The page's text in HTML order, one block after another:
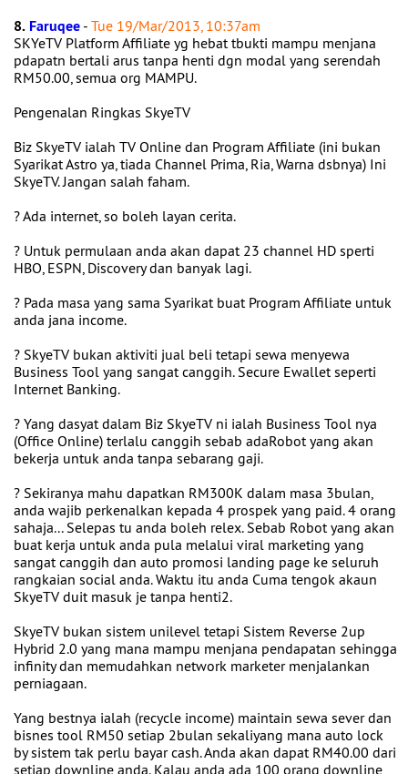
8. Faruqee - Tue 19/Mar/2013, 10:37am
SKYeTV Platform Affiliate yg hebat tbukti mampu menjana
pdapatn bertali arus tanpa henti dgn modal yang serendah
RM50.00, semua org MAMPU.
Pengenalan Ringkas SkyeTV
Biz SkyeTV ialah TV Online dan Program Affiliate (ini bukan
Syarikat Astro ya, tiada Channel Prima, Ria, Warna dsbnya) Ini
SkyeTV. Jangan salah faham.
? Ada internet, so boleh layan cerita.
? Untuk permulaan anda akan dapat 23 channel HD sperti
HBO, ESPN, Discovery dan banyak lagi.
? Pada masa yang sama Syarikat buat Program Affiliate untuk
anda jana income.
? SkyeTV bukan aktiviti jual beli tetapi sewa menyewa
Business Tool yang sangat canggih. Secure Ewallet seperti
Internet Banking.
? Yang dasyat dalam Biz SkyeTV ni ialah Business Tool nya
(Office Online) terlalu canggih sebab adaRobot yang akan
bekerja untuk anda tanpa sebarang gaji.
? Sekiranya mahu dapatkan RM300K dalam masa 3bulan,
anda wajib perkenalkan kepada 4 prospek yang paid. 4 orang
sahaja... Selepas tu anda boleh relex. Sebab Robot yang akan
buat kerja untuk anda pula melalui viral marketing yang
sangat canggih dan auto promosi landing page ke seluruh
rangkaian social anda. Waktu itu anda Cuma tengok akaun
SkyeTV duit masuk je tanpa henti2.
SkyeTV bukan sistem unilevel tetapi Sistem Reverse 2up
Hybrid 2.0 yang mana mampu menjana pendapatan sehingga
infinity dan memudahkan network marketer menjalankan
perniagaan.
Yang bestnya ialah (recycle income) maintain sewa sever dan
bisnes tool RM50 setiap 2bulan sekaliyang mana auto lock
by sistem tak perlu bayar cash. Anda akan dapat RM40.00 dari
setiap downline anda. Kalau anda ada 100 orang downline